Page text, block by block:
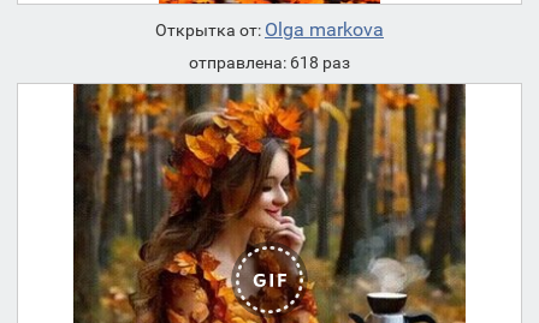
Открытка от: Olga markova
отправлена: 618 раз